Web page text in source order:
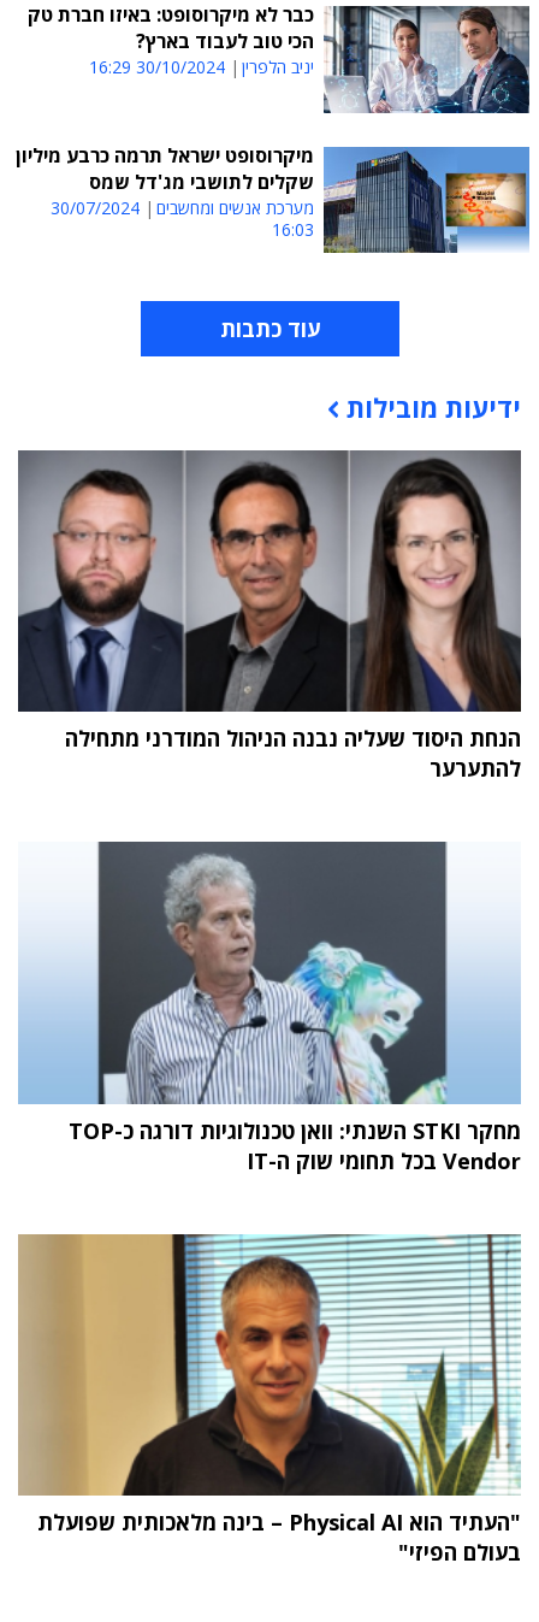
כבר לא מיקרוסופט: באיזו חברת טק
הכי טוב לעבוד בארץ?
יניב הלפרין 30/10/2024 16:29
מיקרוסופט ישראל תרמה כרבע מיליון
שקלים לתושבי מג'דל שמס
מערכת אנשים ומחשבים
30/07/2024
16:03
עוד כתבות
תוכן פרסומי
ידיעות מובילות
הנחת היסוד שעליה נבנה הניהול המודרני מתחילה
להתערער
מחקר STKI השנתי: וואן טכנולוגיות דורגה כ-TOP
Vendor בכל תחומי שוק ה-IT
"העתיד הוא Physical AI – בינה מלאכותית שפועלת
בעולם הפיזי"